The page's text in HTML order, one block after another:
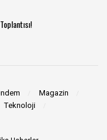
Magazin
Teknoloji